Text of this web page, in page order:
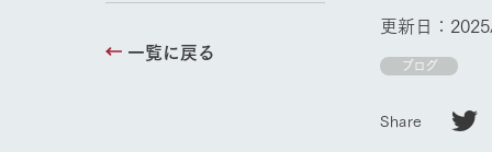
1Pでわかる
事業領域・取り
トピックを取り
育てる
豊かな命を育む
館ヶ森高原豚
の中、徹底した
しい衛生管理の
本日の営業時間
花状況などを毎日
施設・体験
更新日：
ブログ
Share
一覧に戻る